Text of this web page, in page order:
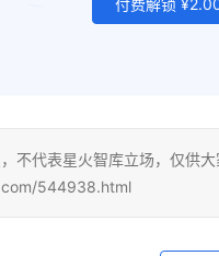
付费解锁 ¥
不代表星火智库立场，仅供
544938.html